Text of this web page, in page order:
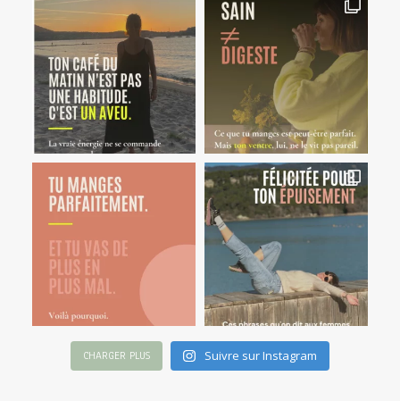
CHARGER PLUS Suivre sur Instagram